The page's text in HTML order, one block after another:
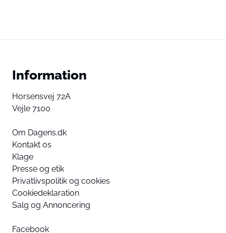
Information
Horsensvej 72A
Vejle 7100
Om Dagens.dk
Kontakt os
Klage
Presse og etik
Privatlivspolitik og cookies
Cookiedeklaration
Salg og Annoncering
Facebook